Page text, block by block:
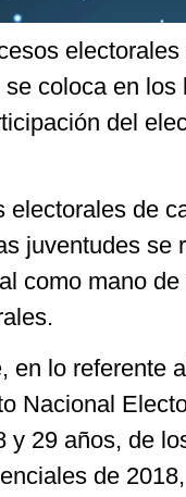
coloca en los
del
electorales de
juventudes se
como mano
en lo referente
Nacional
y 29 años, de
de